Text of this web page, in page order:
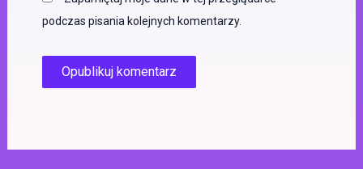
podczas pisania kolejnych komentarzy.